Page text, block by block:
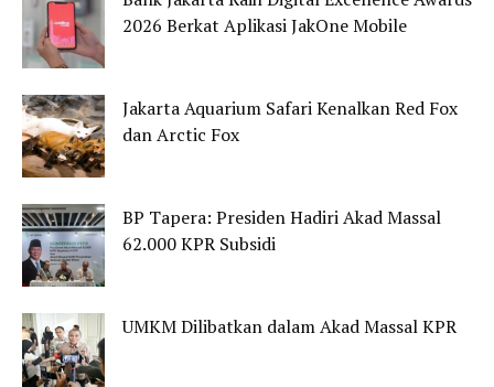
2026 Berkat Aplikasi JakOne Mobile
Jakarta Aquarium Safari Kenalkan Red Fox
dan Arctic Fox
BP Tapera: Presiden Hadiri Akad Massal
62.000 KPR Subsidi
UMKM Dilibatkan dalam Akad Massal KPR